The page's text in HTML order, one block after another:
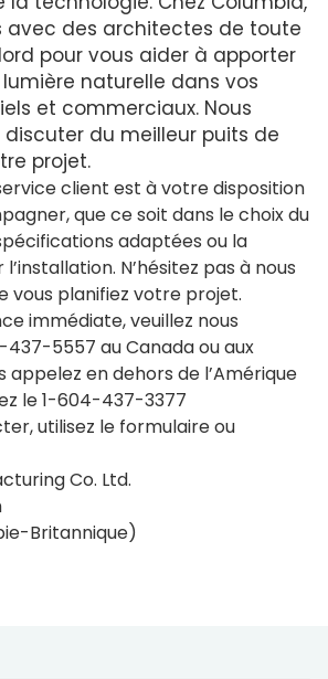
É.-U. et internationales
25% de réduction
et de cadre
les produits
de vitrage
avec des architectes de toute
pour vous aider à apporter
naturelle dans vos
et commerciaux. Nous
discuter du meilleur puits de
projet.
client est à votre disposition
que ce soit dans le choix du
adaptées ou la
N’hésitez pas à nous
vous planifiez votre projet.
immédiate, veuillez nous
5557 au Canada ou aux
appelez en dehors de l’Amérique
le 1-604-437-3377
utilisez le formulaire ou
Co. Ltd.
Britannique)